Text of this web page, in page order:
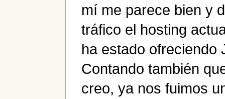
mí me parece bien y
tráfico el hosting
ha estado ofreciendo
Contando también
creo, ya nos fuimos